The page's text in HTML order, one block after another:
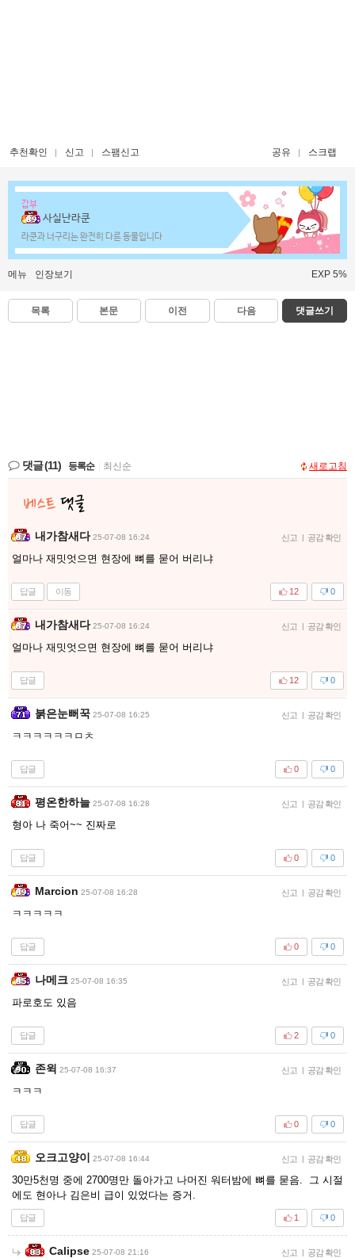
추천확인 신고 스팸신고 공유 스크랩
갑부
사실난라쿤
라쿤과 너구리는 완전히 다른 동물입니다
메뉴 인장보기 EXP 5%
목록 본문 이전 다음 댓글쓰기
댓글(11) 등록순 최신순 새로고침
내가참새다 25-07-08 16:24 신고 | 공감 확인
얼마나 재밋엇으면 현장에 뼈를 묻어 버리냐
답글 이동 0
12
내가참새다 25-07-08 16:24 신고 | 공감 확인
얼마나 재밋엇으면 현장에 뼈를 묻어 버리냐
답글 0
12
붉은눈뻐꾹 25-07-08 16:25 신고 | 공감 확인
ㅋㅋㅋㅋㅋㅋㅁㅊ
답글 0
0
평온한하늘 25-07-08 16:28 신고 | 공감 확인
형아 나 죽어~~ 진짜로
답글 0
0
Marcion 25-07-08 16:28 신고 | 공감 확인
ㅋㅋㅋㅋㅋ
답글 0
0
나메크 25-07-08 16:35 신고 | 공감 확인
파로호도 있음
답글 0
2
존윅 25-07-08 16:37 신고 | 공감 확인
ㅋㅋㅋ
답글 0
0
오크고양이 25-07-08 16:44 신고 | 공감 확인
30만5천명 중에 2700명만 돌아가고 나머진 워터밤에 뼈를 묻음. 그 시절
에도 현아나 김은비 급이 있었다는 증거.
답글 0
1
Calipse 25-07-08 21:16 신고 | 공감 확인